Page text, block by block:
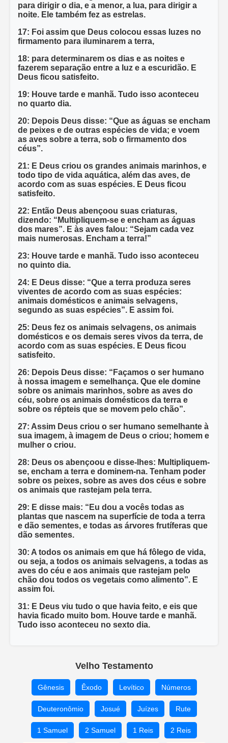
para dirigir o dia, e a menor, a lua, para dirigir a
noite. Ele também fez as estrelas.
17: Foi assim que Deus colocou essas luzes no
firmamento para iluminarem a terra,
18: para determinarem os dias e as noites e
fazerem separação entre a luz e a escuridão. E
Deus ficou satisfeito.
19: Houve tarde e manhã. Tudo isso aconteceu
no quarto dia.
20: Depois Deus disse: “Que as águas se encham
de peixes e de outras espécies de vida; e voem
as aves sobre a terra, sob o firmamento dos
céus”.
21: E Deus criou os grandes animais marinhos, e
todo tipo de vida aquática, além das aves, de
acordo com as suas espécies. E Deus ficou
satisfeito.
22: Então Deus abençoou suas criaturas,
dizendo: “Multipliquem-se e encham as águas
dos mares”. E às aves falou: “Sejam cada vez
mais numerosas. Encham a terra!”
23: Houve tarde e manhã. Tudo isso aconteceu
no quinto dia.
24: E Deus disse: “Que a terra produza seres
viventes de acordo com as suas espécies:
animais domésticos e animais selvagens,
segundo as suas espécies”. E assim foi.
25: Deus fez os animais selvagens, os animais
domésticos e os demais seres vivos da terra, de
acordo com as suas espécies. E Deus ficou
satisfeito.
26: Depois Deus disse: “Façamos o ser humano
à nossa imagem e semelhança. Que ele domine
sobre os animais marinhos, sobre as aves do
céu, sobre os animais domésticos da terra e
sobre os répteis que se movem pelo chão”.
27: Assim Deus criou o ser humano semelhante à
sua imagem, à imagem de Deus o criou; homem e
mulher o criou.
28: Deus os abençoou e disse-lhes: Multipliquem-
se, encham a terra e dominem-na. Tenham poder
sobre os peixes, sobre as aves dos céus e sobre
os animais que rastejam pela terra.
29: E disse mais: “Eu dou a vocês todas as
plantas que nascem na superfície de toda a terra
e dão sementes, e todas as árvores frutíferas que
dão sementes.
30: A todos os animais em que há fôlego de vida,
ou seja, a todos os animais selvagens, a todas as
aves do céu e aos animais que rastejam pelo
chão dou todos os vegetais como alimento”. E
assim foi.
31: E Deus viu tudo o que havia feito, e eis que
havia ficado muito bom. Houve tarde e manhã.
Tudo isso aconteceu no sexto dia.
Velho Testamento
Gênesis Êxodo Levítico Números
Deuteronômio Josué Juízes Rute
1 Samuel 2 Samuel 1 Reis 2 Reis